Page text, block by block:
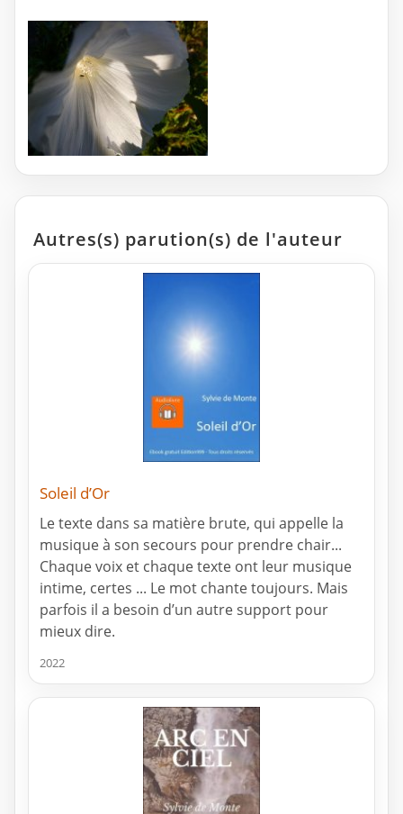
Autres(s) parution(s) de l'auteur
Soleil d’Or
Le texte dans sa matière brute, qui appelle la
musique à son secours pour prendre chair...
Chaque voix et chaque texte ont leur musique
intime, certes ... Le mot chante toujours. Mais
parfois il a besoin d’un autre support pour
mieux dire.
2022